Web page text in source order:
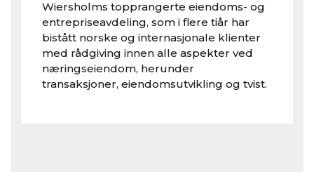
Wiersholms topprangerte eiendoms- og
entrepriseavdeling, som i flere tiår har
bistått norske og internasjonale klienter
med rådgiving innen alle aspekter ved
næringseiendom, herunder
transaksjoner, eiendomsutvikling og tvist.